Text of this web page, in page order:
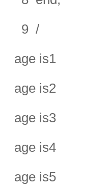
9 /
age is1
age is2
age is3
age is4
age is5